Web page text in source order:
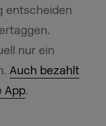
entscheiden
nur ein
Auch bezahlt
App.